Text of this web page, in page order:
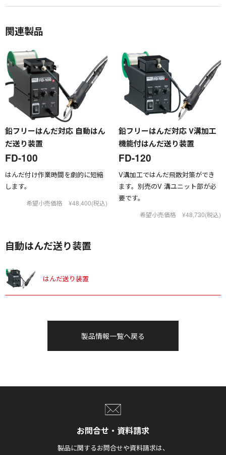
関連製品
鉛フリーはんだ対応 自動はん
だ送り装置
FD-100
はんだ付け作業時間を劇的に短縮
します。
希望小売価格 ¥48,400(税込)
鉛フリーはんだ対応 V溝加工
機能付はんだ送り装置
FD-120
V溝加工ではんだ飛散対策ができ
ます。別売のV 溝ユニット部が必
要です。
希望小売価格 ¥48,730(税込)
自動はんだ送り装置
はんだ送り装置
製品情報一覧へ戻る
お問合せ・資料請求
製品に関するお問合せや資料請求は、